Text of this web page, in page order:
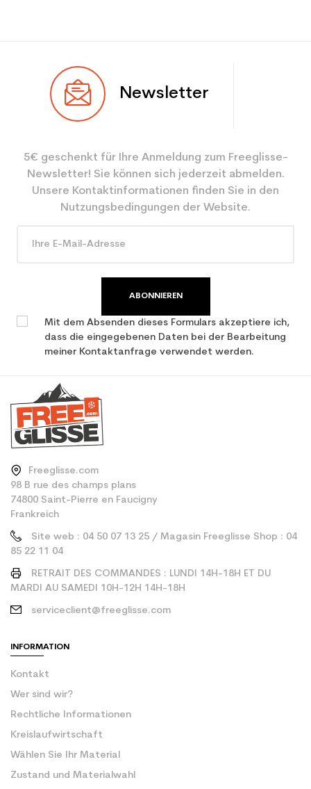
Newsletter
5€ geschenkt für Ihre Anmeldung zum Freeglisse-
Newsletter! Sie können sich jederzeit abmelden.
Unsere Kontaktinformationen finden Sie in den
Nutzungsbedingungen der Website.
ABONNIEREN
Mit dem Absenden dieses Formulars akzeptiere ich,
dass die eingegebenen Daten bei der Bearbeitung
meiner Kontaktanfrage verwendet werden.
Freeglisse.com
98 B rue des champs plans
74800 Saint-Pierre en Faucigny
Frankreich
Site web : 04 50 07 13 25 / Magasin Freeglisse Shop : 04
85 22 11 04
RETRAIT DES COMMANDES : LUNDI 14H-18H ET DU
MARDI AU SAMEDI 10H-12H 14H-18H
serviceclient@freeglisse.com
INFORMATION
Kontakt
Wer sind wir?
Rechtliche Informationen
Kreislaufwirtschaft
Wählen Sie Ihr Material
Zustand und Materialwahl